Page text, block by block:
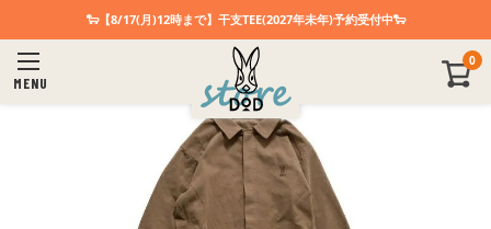
🐑【8/17(月)12時まで】干支TEE(2027年未年)予約受付中🐑
MENU
0